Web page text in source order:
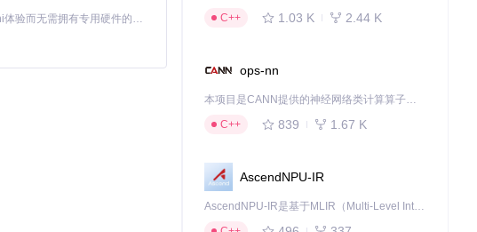
基于Python的Xiaozhi AI，适用于想要完整Xiaozhi体验而无需拥有专用硬件的用户。
C++
1.03 K 2.44 K
ops-nn
本项目是CANN提供的神经网络类计算算子库，实现网络在NPU上加速计算。
C++
839 1.67 K
AscendNPU-IR
AscendNPU-IR是基于MLIR（Multi-Level Intermediate Representation）构建的，面向昇腾亲和算子编译时使用的中间表示，提供昇腾完备表达能力，通过编译优化提升昇腾AI处理器计算效率，支持通过生态框架使能昇腾AI处理器与深度调优